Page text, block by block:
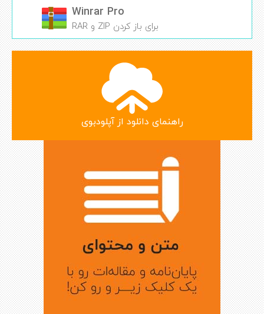
Winrar Pro
برای باز کردن ZIP و RAR
راهنمای دانلود از آپلودبوی